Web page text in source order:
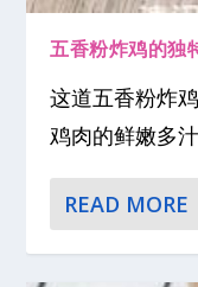
五香粉炸鸡的独
这道五香粉炸
鸡肉的鲜嫩多
READ MORE